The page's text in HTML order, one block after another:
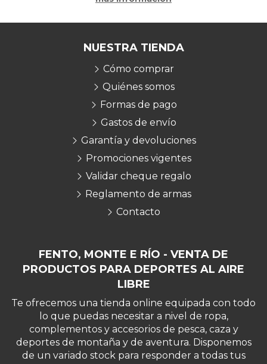
FENTO, MONTE E RÍO - VENTA DE
PRODUCTOS PARA DEPORTES AL AIRE
LIBRE
Te ofrecemos una tienda online equipada con todo
lo que puedas necesitar a nivel de ropa,
complementos y accesorios de pesca, caza y
deportes de montaña y de aventura. Disponemos
de un variado stock para responder a todas tus
NUESTRA TIENDA
Cómo comprar
Quiénes somos
Formas de pago
Gastos de envío
Garantía y devoluciones
Promociones vigentes
Validar cheque regalo
Reglamento de armas
Contacto